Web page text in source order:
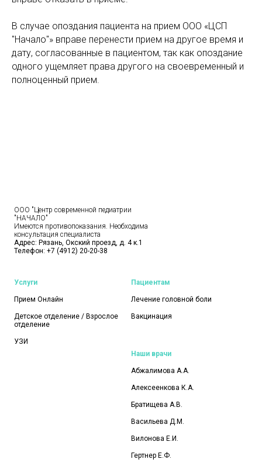
В случае опоздания пациента на прием ООО «ЦСП
"Начало"» вправе перенести прием на другое время и
дату, согласованные в пациентом, так как опоздание
одного ущемляет права другого на своевременный и
полноценный прием.
ООО "Центр современной педиатрии
"НАЧАЛО"
Имеются противопоказания. Необходима
консультация специалиста
Адрес: Рязань, Окский проезд, д. 4 к.1
Телефон: +7 (4912) 20-20-38
Услуги
Прием Онлайн
Детское отделение / Взрослое
отделение
УЗИ
Пациентам
Лечение головной боли
Вакцинация
Наши врачи
Абжалимова А.А.
Алексеенкова К.А.
Братищева А.В.
Васильева Д.М.
Вилонова Е.И.
Гертнер Е.Ф.